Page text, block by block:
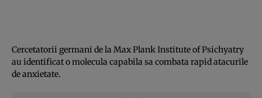
Cercetatorii germani de la Max Plank Institute of Psichyatry
au identificat o molecula capabila sa combata rapid atacurile
de anxietate.